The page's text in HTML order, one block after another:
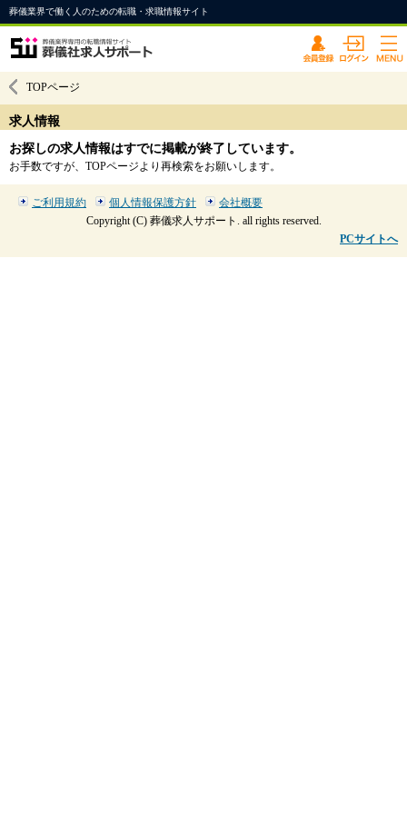
葬儀業界で働く人のための転職・求職情報サイト
TOPページ
求人情報
お探しの求人情報はすでに掲載が終了しています。
お手数ですが、TOPページより再検索をお願いします。
ご利用規約 個人情報保護方針
会社概要
Copyright (C) 葬儀求人サポート. all rights reserved.
PCサイトへ